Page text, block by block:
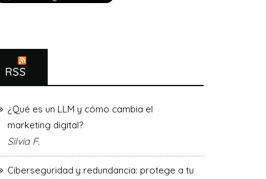
RSS
¿Qué es un LLM y cómo cambia el
marketing digital?
Silvia F.
Ciberseguridad y redundancia: protege a tu